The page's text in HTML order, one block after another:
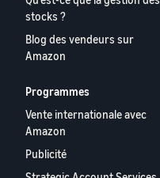
stocks ?
Blog des vendeurs sur
Amazon
Programmes
Vente internationale avec
Amazon
Publicité